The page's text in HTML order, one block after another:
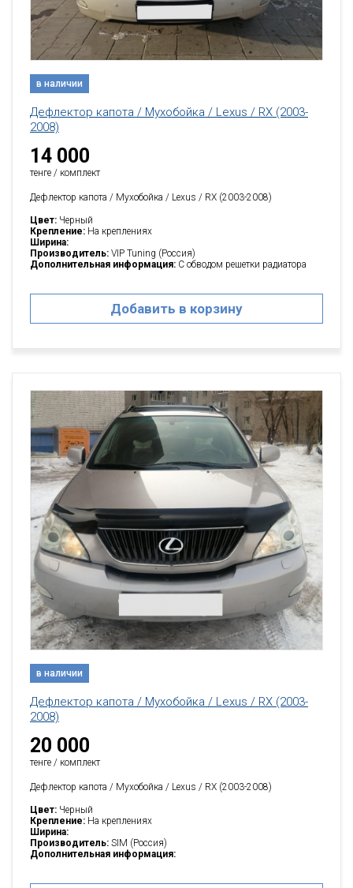
в наличии
Дефлектор капота / Мухобойка / Lexus / RX (2003-
2008)
14 000
тенге / комплект
Дефлектор капота / Мухобойка / Lexus / RX (2003-2008)
Цвет: Черный
Крепление: На креплениях
Ширина:
Производитель: VIP Tuning (Россия)
Дополнительная информация: С обводом решетки радиатора
Добавить в корзину
в наличии
Дефлектор капота / Мухобойка / Lexus / RX (2003-
2008)
20 000
тенге / комплект
Дефлектор капота / Мухобойка / Lexus / RX (2003-2008)
Цвет: Черный
Крепление: На креплениях
Ширина:
Производитель: SIM (Россия)
Дополнительная информация: